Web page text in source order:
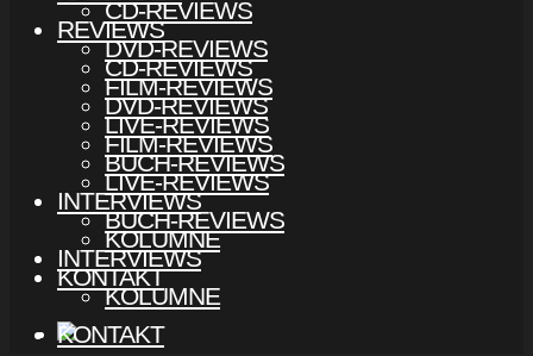
CD-REVIEWS
DVD-REVIEWS
FILM-REVIEWS
LIVE-REVIEWS
BUCH-REVIEWS
INTERVIEWS
KOLUMNE
KONTAKT
REVIEWS
CD-REVIEWS
DVD-REVIEWS
FILM-REVIEWS
LIVE-REVIEWS
BUCH-REVIEWS
INTERVIEWS
KOLUMNE
KONTAKT